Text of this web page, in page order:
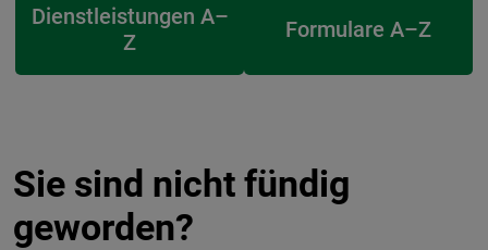
Dienstleistungen A–
Z
Formulare A–Z
Sie sind nicht fündig
geworden?